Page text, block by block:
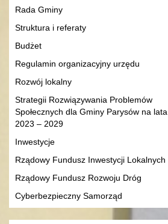
Rada Gminy
Struktura i referaty
Budżet
Regulamin organizacyjny urzędu
Rozwój lokalny
Strategii Rozwiązywania Problemów
Społecznych dla Gminy Parysów na lata
2023 – 2029
Inwestycje
Rządowy Fundusz Inwestycji Lokalnych
Rządowy Fundusz Rozwoju Dróg
Cyberbezpieczny Samorząd